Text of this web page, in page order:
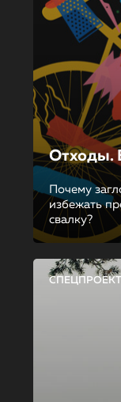
Отходы.
Почему
избежать
свалку?
СПЕЦПРОЕКТ